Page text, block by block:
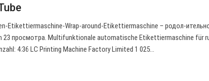
Etikettiermaschine-Wrap-around-Etikettiermaschine – родол-
23 просмотра. Multifunktionale automatische Etikettiermaschine für
4:36 LC Printing Machine Factory Limited 1 025…